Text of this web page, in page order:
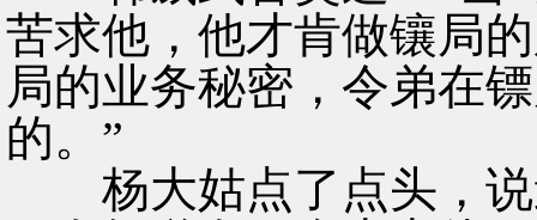
苦求他，他才肯做镶局
局的业务秘密，令弟在
的。”
杨大姑点了点头，说